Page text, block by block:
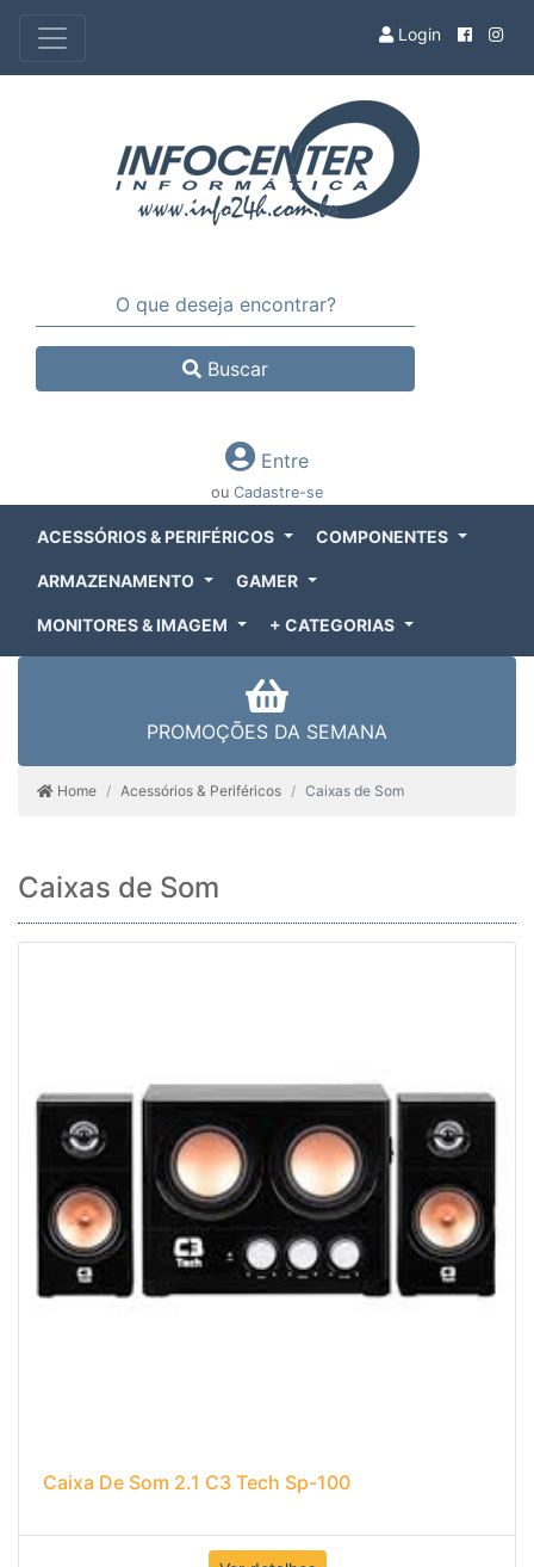
Login
Buscar
Entre
ou Cadastre-se
ACESSÓRIOS & PERIFÉRICOS COMPONENTES
ARMAZENAMENTO GAMER
MONITORES & IMAGEM + CATEGORIAS
PROMOÇÕES DA SEMANA
Home Acessórios & Periféricos Caixas de Som
Caixas de Som
Caixa De Som 2.1 C3 Tech Sp-100